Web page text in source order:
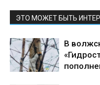
ЭТО МОЖЕТ БЫТЬ
В